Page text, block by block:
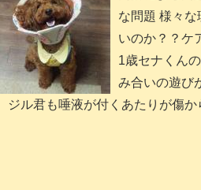
な問題 様々
いのか？？ケ
1歳セナくん
み合いの遊び
ジル君も唾液が付くあたりが傷